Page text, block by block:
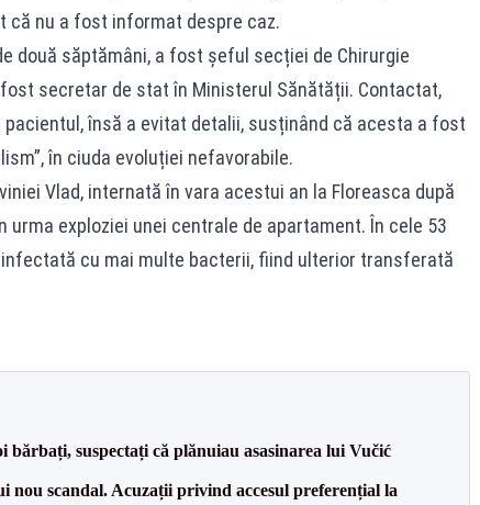
că nu a fost informat despre caz.
două săptămâni, a fost șeful secției de Chirurgie
secretar de stat în Ministerul Sănătății. Contactat,
însă a evitat detalii, susținând că acesta a fost
în ciuda evoluției nefavorabile.
Vlad, internată în vara acestui an la Floreasca după
urma exploziei unei centrale de apartament. În cele 53
cu mai multe bacterii, fiind ulterior transferată
suspectați că plănuiau asasinarea lui Vučić
nou scandal. Acuzații privind accesul preferențial la